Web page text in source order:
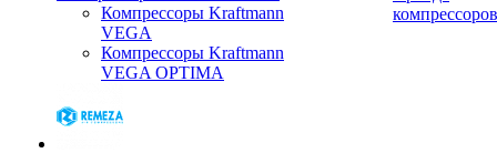
Компрессоры Kraftmann
VEGA
Компрессоры Kraftmann
VEGA OPTIMA
компрессоров